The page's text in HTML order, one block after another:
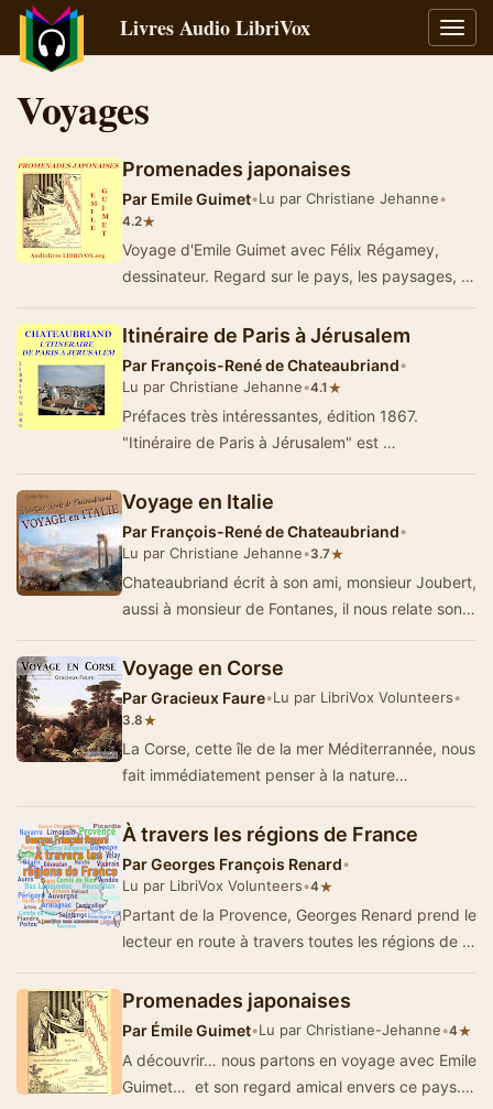
la
Livres Audio LibriVox
Voyages
Promenades japonaises
Par Emile Guimet•Lu par Christiane Jehanne•
4.2★
Voyage d'Emile Guimet avec Félix Régamey,
dessinateur. Regard sur le pays, les paysages, la
Itinéraire de Paris à Jérusalem
Par François-René de Chateaubriand•
Lu par Christiane Jehanne•4.1 ★
Préfaces très intéressantes, édition 1867.
"Itinéraire de Paris à Jérusalem" est …
Voyage en Italie
Par François-René de Chateaubriand•
Lu par Christiane Jehanne•3.7★
Chateaubriand écrit à son ami, monsieur Joubert,
aussi à monsieur de Fontanes, il nous relate son
Voyage en Corse
ParGracieux Faure•Lu par LibriVox Volunteers•
3.8★
La Corse, cette île de la mer Méditerrannée, nous
fait immédiatement penser à la nature
À travers les régions de France
ParGeorges François Renard•
Lu par LibriVox Volunteers•4★
Partant de la Provence, Georges Renard prend le
lecteur en route à travers toutes les régions de la
Promenades japonaises
Par Émile Guimet•Lu par Christiane-Jehanne•4★
A découvrir… nous partons en voyage avec Emile
Guimet… et son regard amical envers ce pays.